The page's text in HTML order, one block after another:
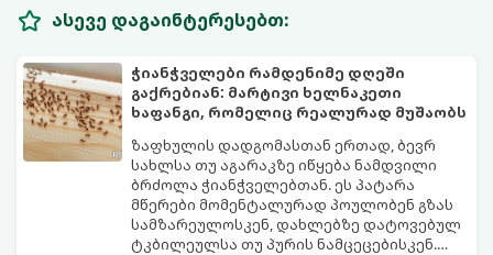
ასევე დაგაინტერესებთ:
ჭიანჭველები რამდენიმე დღეში
გაქრებიან: მარტივი ხელნაკეთი
ხაფანგი, რომელიც რეალურად მუშაობს
ზაფხულის დადგომასთან ერთად, ბევრ
სახლსა თუ აგარაკზე იწყება ნამდვილი
ბრძოლა ჭიანჭველებთან. ეს პატარა
მწერები მომენტალურად პოულობენ გზას
სამზარეულოსკენ, დახლებზე დატოვებულ
ტკბილეულსა თუ პურის ნამცეცებისკენ.